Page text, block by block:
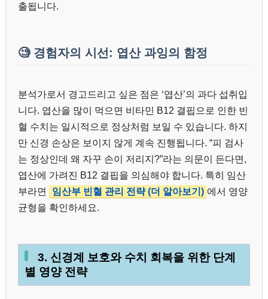
출됩니다.
🧐 경험자의 시선: 엽산 과잉의 함정
분석가로서 경고드리고 싶은 점은 ‘엽산’의 과다 섭취입
니다. 엽산을 많이 먹으면 비타민 B12 결핍으로 인한 빈
혈 수치는 일시적으로 정상처럼 보일 수 있습니다. 하지
만 신경 손상은 보이지 않게 계속 진행됩니다. “피 검사
는 정상인데 왜 자꾸 손이 저리지?”라는 의문이 든다면,
엽산에 가려진 B12 결핍을 의심해야 합니다. 특히 임산
부라면
임산부 빈혈 관리 전략 (더 알아보기) 에서 영양
균형을 확인하세요.
3. 신경계 보호와 수치 회복을 위한 단계
별 영양 전략